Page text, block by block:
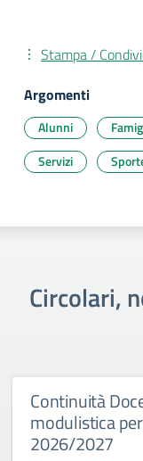
Stampa /
Argomenti
Alunni
Servizi
Circolari,
Continuità
modulistica
2026/2027